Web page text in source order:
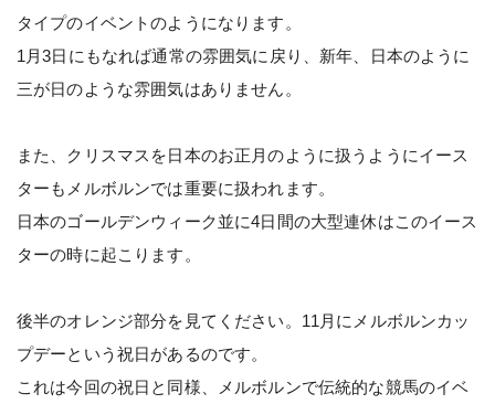
タイプのイベントのようになります。
1月3日にもなれば通常の雰囲気に戻り、新年、日本のように
三が日のような雰囲気はありません。
また、クリスマスを日本のお正月のように扱うようにイース
ターもメルボルンでは重要に扱われます。
日本のゴールデンウィーク並に4日間の大型連休はこのイース
ターの時に起こります。
後半のオレンジ部分を見てください。11月にメルボルンカッ
プデーという祝日があるのです。
これは今回の祝日と同様、メルボルンで伝統的な競馬のイベ